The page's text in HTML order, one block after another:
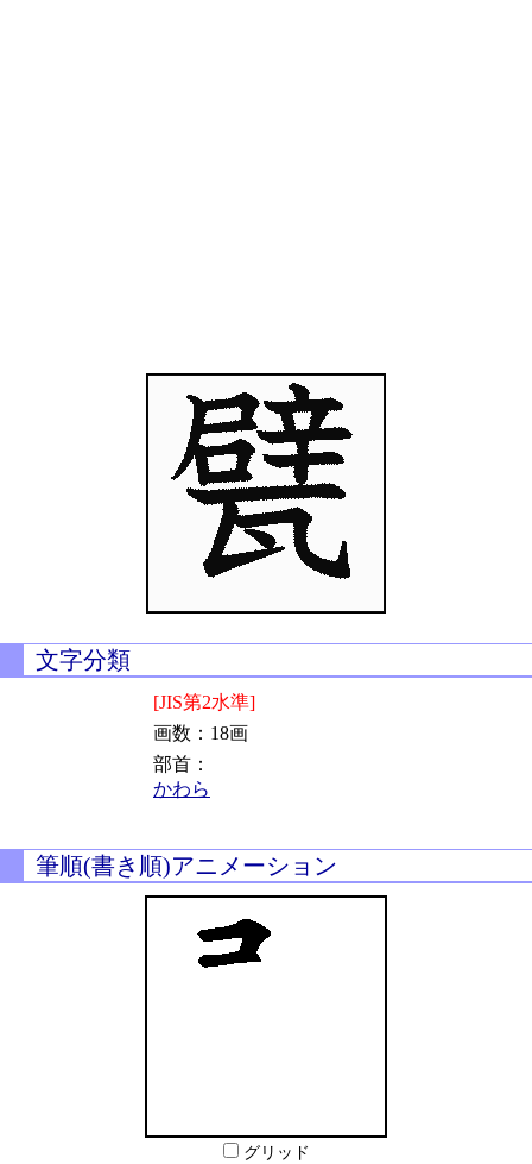
文字分類
[JIS第2水準]
画数：18画
部首：
かわら
筆順(書き順)アニメーション
グリッド